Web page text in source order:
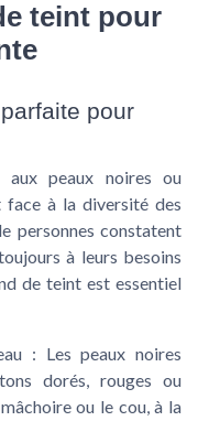
teint pour
pour
peaux noires ou
face à la diversité des
personnes constatent
à leurs besoins
de teint est essentiel
: Les peaux noires
dorés, rouges ou
ou le cou, à la